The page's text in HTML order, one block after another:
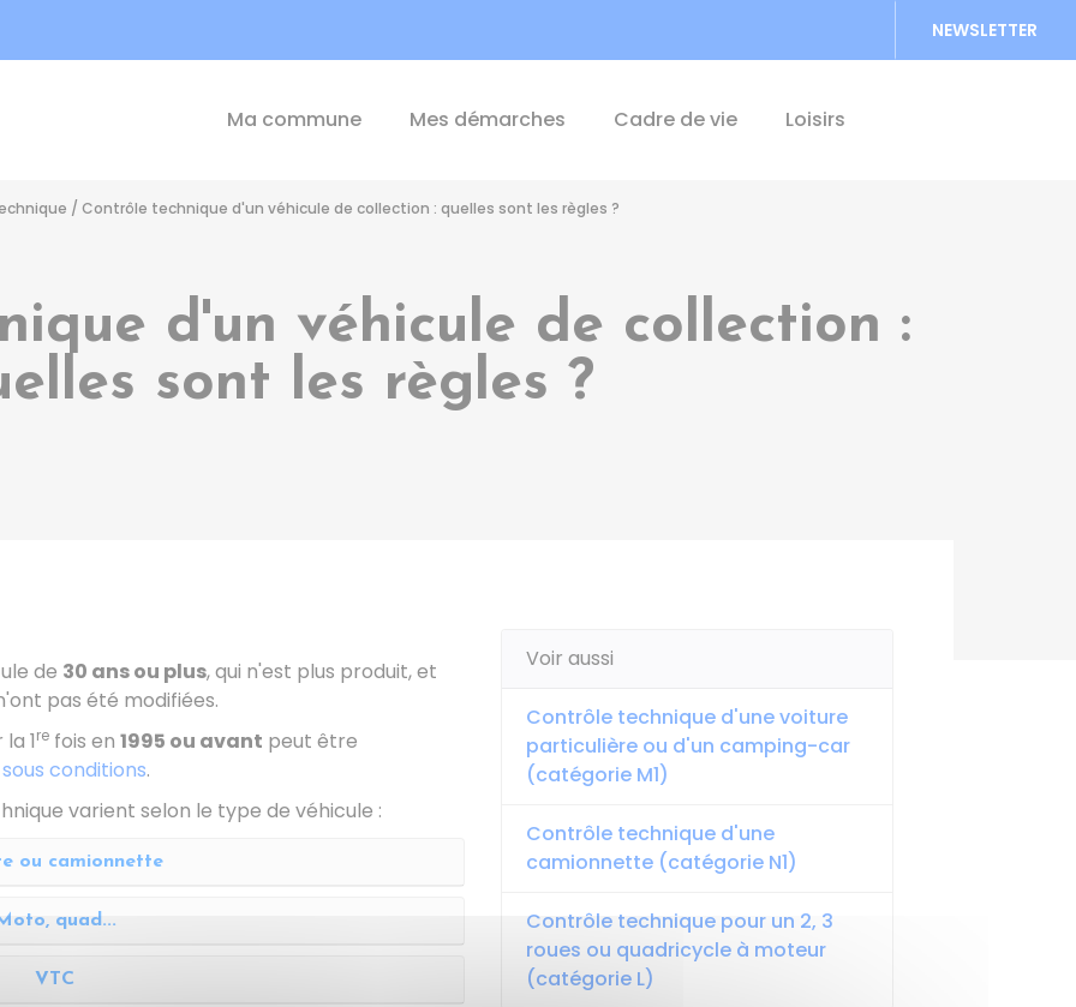
NEWSLETTER
Ma commune Mes démarches Cadre de vie Loisirs
/ Contrôle technique d'un véhicule de collection : quelles sont les règles ?
d'un véhicule de collection :
sont les règles ?
de 30 ans ou plus, qui n'est plus produit, et
pas été modifiées.
1re fois en 1995 ou avant peut être
conditions.
varient selon le type de véhicule :
ou camionnette
quad...
VTC
Voir aussi
Contrôle technique d'une voiture
particulière ou d'un camping-car
(catégorie M1)
Contrôle technique d'une
camionnette (catégorie N1)
Contrôle technique pour un 2, 3
roues ou quadricycle à moteur
(catégorie L)